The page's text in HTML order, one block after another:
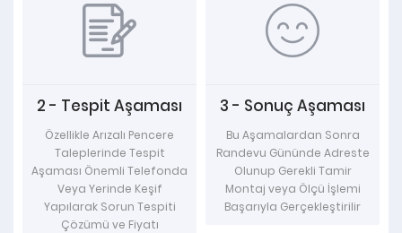
2 - Tespit Aşaması
Özellikle Arızalı Pencere
Taleplerinde Tespit
Aşaması Önemli Telefonda
Veya Yerinde Keşif
Yapılarak Sorun Tespiti
Çözümü ve Fiyatı
3 - Sonuç Aşaması
Bu Aşamalardan Sonra
Randevu Gününde Adreste
Olunup Gerekli Tamir
Montaj veya Ölçü İşlemi
Başarıyla Gerçekleştirilir